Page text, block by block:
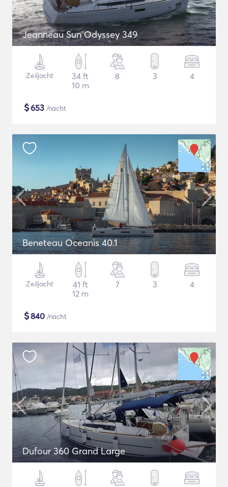
Jeanneau Sun Odyssey 349
Zeiljacht
34 ft
10 m
8 3 4
$653 /nacht
Beneteau Oceanis 40.1
Zeiljacht
41 ft
12 m
7 3 4
$840 /nacht
Dufour 360 Grand Large